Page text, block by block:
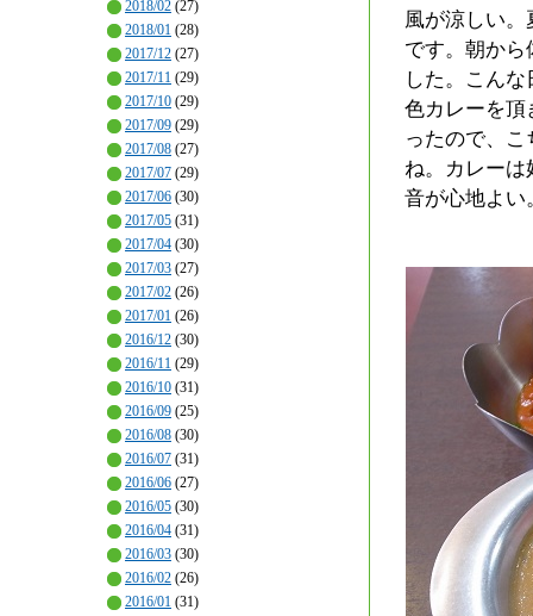
2018/02 (27)
2018/01 (28)
2017/12 (27)
2017/11 (29)
2017/10 (29)
2017/09 (29)
2017/08 (27)
2017/07 (29)
2017/06 (30)
2017/05 (31)
2017/04 (30)
2017/03 (27)
2017/02 (26)
2017/01 (26)
2016/12 (30)
2016/11 (29)
2016/10 (31)
2016/09 (25)
2016/08 (30)
2016/07 (31)
2016/06 (27)
2016/05 (30)
2016/04 (31)
2016/03 (30)
2016/02 (26)
2016/01 (31)
風が涼しい
です。朝か
した。こん
色カレーを頂
ったので、
ね。カレー
音が心地よい